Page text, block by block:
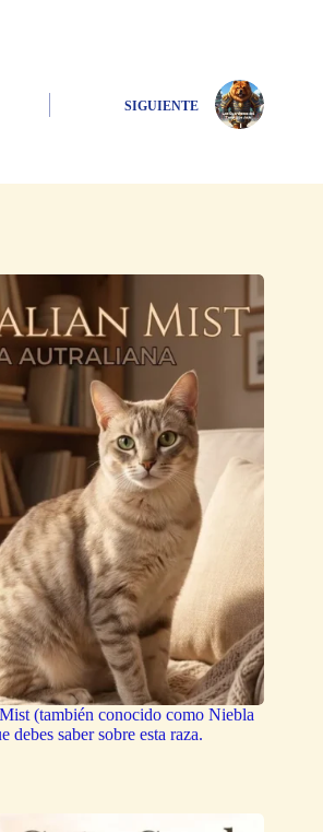
SIGUIENTE
(también conocido como Niebla
debes saber sobre esta raza.